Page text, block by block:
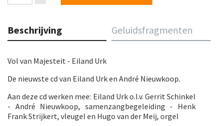
Beschrijving Geluidsfragmenten
Vol van Majesteit - Eiland Urk
De nieuwste cd van Eiland Urk en André Nieuwkoop.
Aan deze cd werken mee: Eiland Urk o.l.v. Gerrit Schinkel
- André Nieuwkoop, samenzangbegeleiding - Henk
Frank Strijkert, vleugel en Hugo van der Meij, orgel